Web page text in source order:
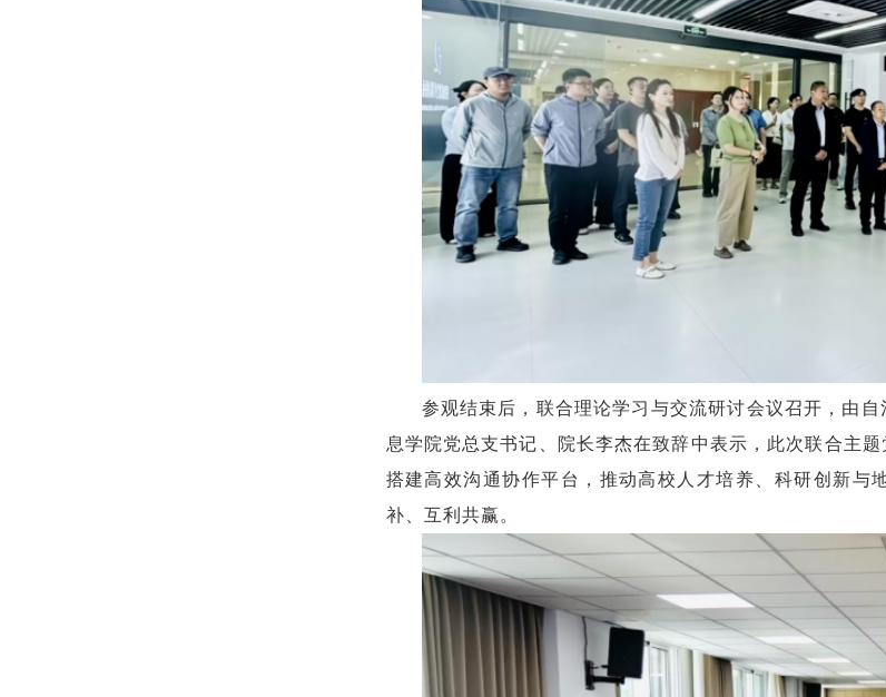
参观结束后，联合理论学习与交流研讨会议召开，由
息学院党总支书记、院长李杰在致辞中表示，此次联合主
搭建高效沟通协作平台，推动高校人才培养、科研创新与
补、互利共赢。